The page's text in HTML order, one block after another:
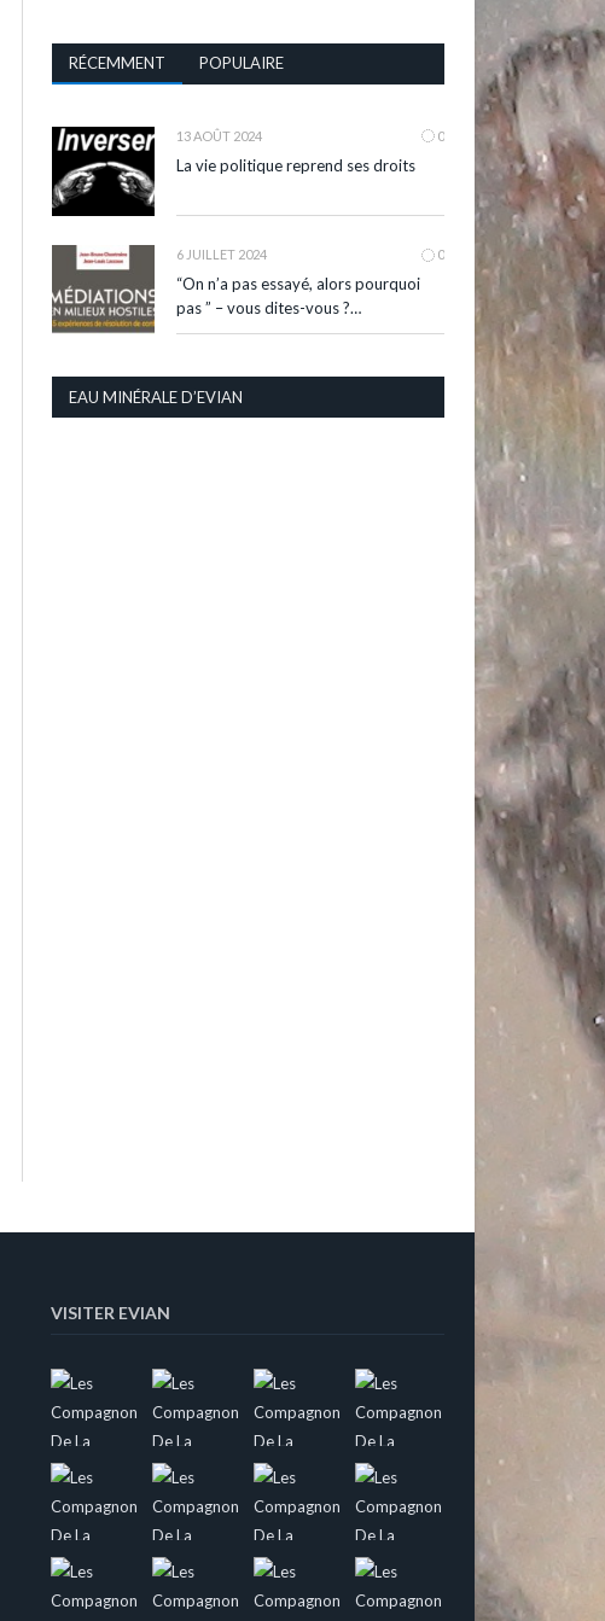
RÉCEMMENT POPULAIRE
13 AOÛT 2024 0
La vie politique reprend ses droits
6 JUILLET 2024 0
“On n’a pas essayé, alors pourquoi
pas ” – vous dites-vous ?…
EAU MINÉRALE D’EVIAN
VISITER EVIAN